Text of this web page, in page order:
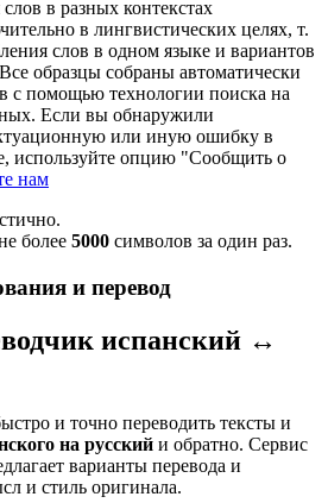
в разных контекстах
в лингвистических целях, т.
слов в одном языке и вариантов
образцы собраны автоматически
с помощью технологии поиска на
Если вы обнаружили
или иную ошибку в
используйте опцию "Сообщить о
нам
более 5000 символов за один раз.
и перевод
испанский ↔
и точно переводить тексты и
на русский и обратно. Сервис
варианты перевода и
и стиль оригинала.